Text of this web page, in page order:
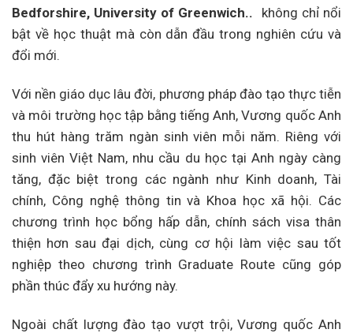
Bedforshire, University of Greenwich..
không chỉ nổi
bật về học thuật mà còn dẫn đầu trong nghiên cứu và
đổi mới.
Với nền giáo dục lâu đời, phương pháp đào tạo thực tiễn
và môi trường học tập bằng tiếng Anh, Vương quốc Anh
thu hút hàng trăm ngàn sinh viên mỗi năm. Riêng với
sinh viên Việt Nam, nhu cầu du học tại Anh ngày càng
tăng, đặc biệt trong các ngành như Kinh doanh, Tài
chính, Công nghệ thông tin và Khoa học xã hội. Các
chương trình học bổng hấp dẫn, chính sách visa thân
thiện hơn sau đại dịch, cùng cơ hội làm việc sau tốt
nghiệp theo chương trình Graduate Route cũng góp
phần thúc đẩy xu hướng này.
Ngoài chất lượng đào tạo vượt trội, Vương quốc Anh